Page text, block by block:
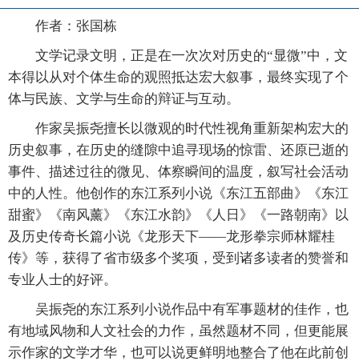
作者：张国栋
文学记录文明，正是在一次次对历史的“显微”中，文
本得以从对个体生命的观照抵达宏大叙事，最终实现了个
体与民族、文学与生命的辩证与互动。
作家吴振尧擅长以微观的时代性视角重新架构宏大的
历史叙事，在历史的缝隙中追寻现场的惊雷、还原已逝的
事件、描述过往的微见、体察瞬间的温度，叙写社会活动
中的人性。他创作的东江系列小说《东江五部曲》《东江
甜蜜》《南风薰》《东江水韵》《人日》《一路朝南》以
及历史传奇长篇小说《龙形天下——龙形拳宗师林耀桂
传》等，获得了省市级多个奖项，受到诸多读者的赞誉和
专业人士的好评。
吴振尧的东江系列小说作品中有军事题材的佳作，也
有地域风物和人文社会的力作，虽然题材不同，但更能展
示作家的文学才华，也可以说更鲜明地整合了他在此前创